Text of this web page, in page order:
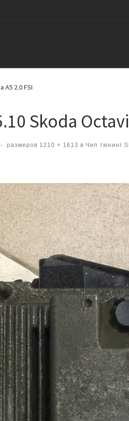
A5 2.0 FSI
Skoda
- размеров 1210 × 1613 в Чип тюнинг
изображениям